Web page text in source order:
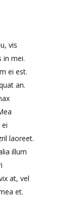
vis
in mei.
ei est.
an.
laoreet.
illum
at, vel
et.